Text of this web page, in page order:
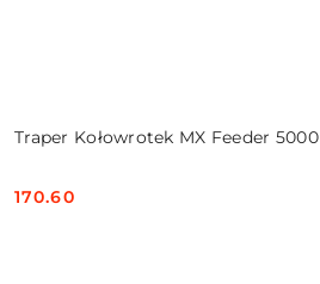
Traper Kołowrotek MX Feeder 5000
Cena:
170.60